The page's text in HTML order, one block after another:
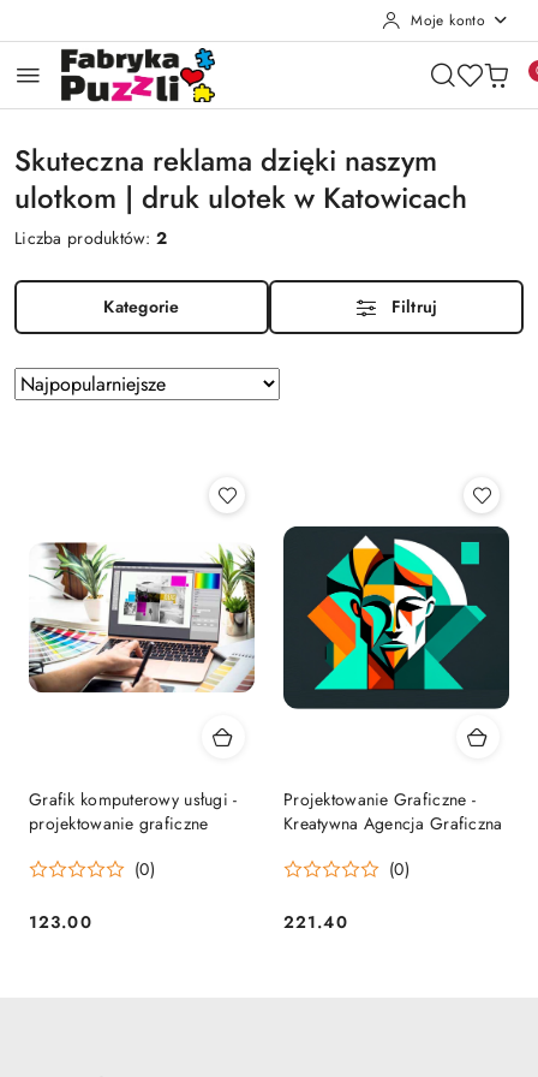
Moje konto
Skuteczna reklama dzięki naszym
ulotkom | druk ulotek w Katowicach
Liczba produktów:2
Kategorie Filtruj
Zastosowano
sortowanie:
Sortuj
według
Grafik komputerowy usługi -
projektowanie graficzne
(0)
Cena:
123.00
Projektowanie Graficzne -
Kreatywna Agencja Graficzna
(0)
Cena:
221.40